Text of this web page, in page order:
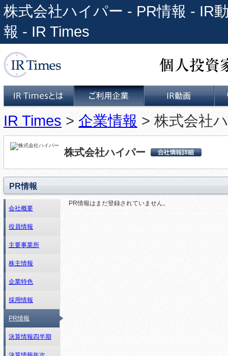
株式会社ハイパー - PR情報 - IR
報 - IR Times
IR Timesとは ご利用企業 IR動画
IR Times > 企業情報 > 株式会社
株式会社ハイパー
社詳細情報
PR情報
会社概要
役員情報
主要事業所
株主情報
企業特色
採用情報
PR情報
決算情報四半期
PR情報はまだ登録されていません。